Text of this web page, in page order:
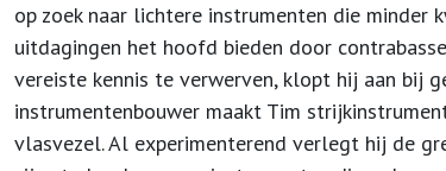
op zoek naar lichtere instrumenten die minder
uitdagingen het hoofd bieden door
vereiste kennis te verwerven, klopt hij aan bij
instrumentenbouwer maakt Tim
vlasvezel. Al experimenterend verlegt hij de